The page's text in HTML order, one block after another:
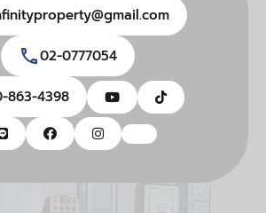
02-0777054
863-4398